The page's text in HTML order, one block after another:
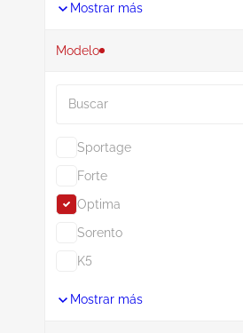
Mostrar más
Modelo
Sportage
Forte
Optima
Sorento
K5
Mostrar más